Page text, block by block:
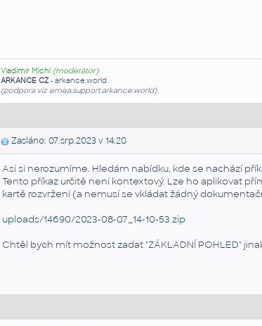
Vladimír Michl (moderátor)
ARKANCE CZ- arkance.world
(podpora viz emea.support.arkance.world)
Zasláno: 07.srp.2023 v 14:20
Asi si nerozumíme. Hledám nabídku, kde se nachází
Tento příkaz určitě není kontextový. Lze ho aplikovat
kartě rozvržení (a nemusí se vkládat žádný
uploads/14690/2023-08-07_14-10-53.zip
Chtěl bych mít možnost zadat "ZÁKLADNÍ POHLED"